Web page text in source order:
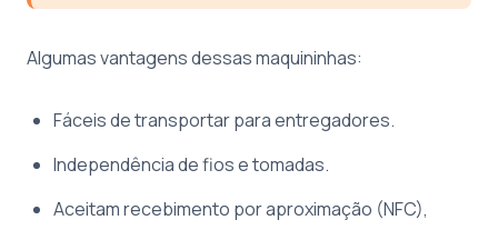
Algumas vantagens dessas maquininhas:
Fáceis de transportar para entregadores.
Independência de fios e tomadas.
Aceitam recebimento por aproximação (NFC),